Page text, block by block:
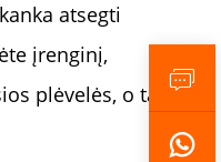
atsegti
įrenginį,
plėvelės, o tai